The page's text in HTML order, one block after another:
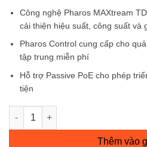
Công nghệ Pharos MAXtream
cải thiện hiệu suất, công suất và
Pharos Control cung cấp cho
tập trung miễn phí
Hỗ trợ Passive PoE cho phép
tiện
CPE Outdoor 23dBi Tốc Độ
Thêm vào